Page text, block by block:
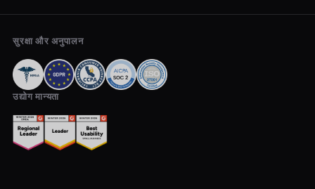
सुरक्षा और अनुपालन
उद्योग मान्यता